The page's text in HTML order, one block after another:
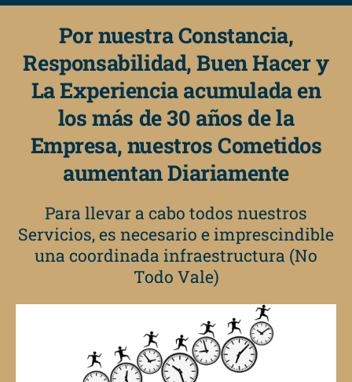
Por nuestra Constancia,
Responsabilidad, Buen Hacer y
La Experiencia acumulada en
los más de 30 años de la
Empresa, nuestros Cometidos
aumentan Diariamente
Para llevar a cabo todos nuestros
Servicios, es necesario e imprescindible
una coordinada infraestructura (No
Todo Vale)